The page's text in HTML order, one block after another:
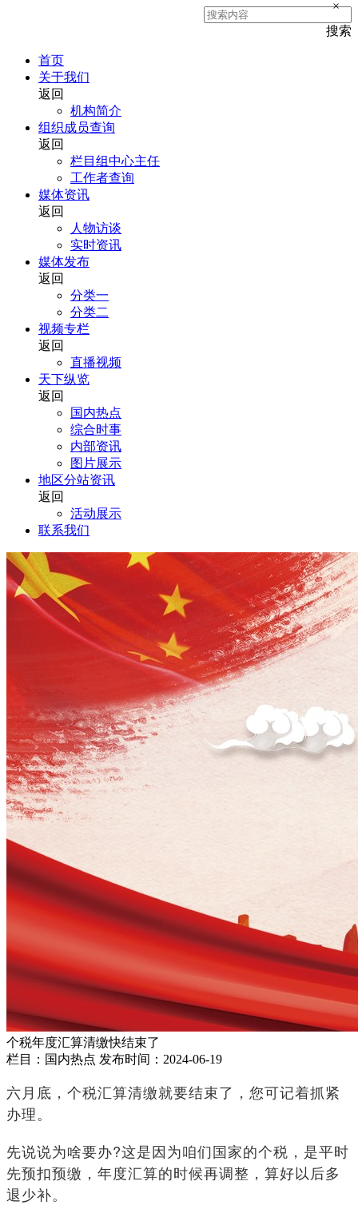
搜索
首页
关于我们
返回
机构简介
组织成员查询
返回
栏目组中心主任
工作者查询
媒体资讯
返回
人物访谈
实时资讯
媒体发布
返回
分类一
分类二
视频专栏
返回
直播视频
天下纵览
返回
国内热点
综合时事
内部资讯
图片展示
地区分站资讯
返回
活动展示
联系我们
个税年度汇算清缴快结束了
栏目：国内热点 发布时间：2024-06-19
六月底，个税汇算清缴就要结束了，您可记着抓紧
办理。
先说说为啥要办?这是因为咱们国家的个税，是平时
先预扣预缴，年度汇算的时候再调整，算好以后多
退少补。
×